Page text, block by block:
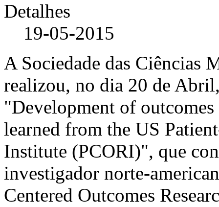
Detalhes
19-05-2015
A Sociedade das Ciências
realizou, no dia 20 de
"Development of
learned from the US
Institute (PCORI)", que
investigador norte-
Centered Outcomes